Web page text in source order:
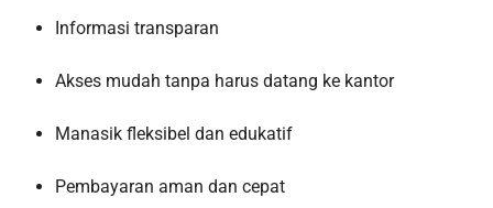
Informasi transparan
Akses mudah tanpa harus datang ke kantor
Manasik fleksibel dan edukatif
Pembayaran aman dan cepat